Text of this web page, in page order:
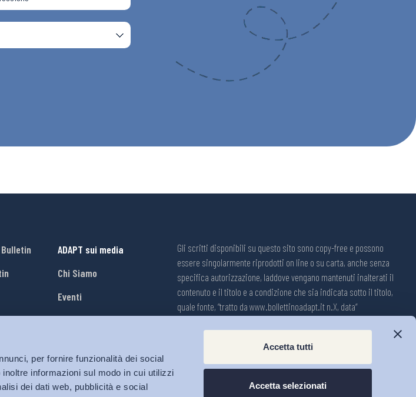
per fornire funzionalità dei social
informazioni sul modo in cui utilizzi
dei dati web, pubblicità e social
Accetta tutti
Accetta selezionati
ADAPT sui media
Chi Siamo
Eventi
Lavora con Noi
Gli scritti disponibili su questo sito sono copy-free e possono
essere singolarmente riprodotti on line o su carta, anche senza
specifica autorizzazione, laddove vengano mantenuti inalterati il
contenuto e il titolo e a condizione che sia indicata sotto il titolo,
quale fonte, “tratto da www.bollettinoadapt.it n.X, data“
Registrazione n.1609, 11 novembre 2001, Tribunale di Modena, Italia.
Direttore responsabile: Michele Tiraboschi; Direttrice ADAPT
University Press: Lavinia Serrani.